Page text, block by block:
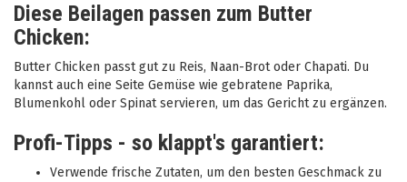
Diese Beilagen passen zum Butter
Chicken:
Butter Chicken passt gut zu Reis, Naan-Brot oder Chapati. Du
kannst auch eine Seite Gemüse wie gebratene Paprika,
Blumenkohl oder Spinat servieren, um das Gericht zu ergänzen.
Profi-Tipps - so klappt's garantiert:
Verwende frische Zutaten, um den besten Geschmack zu